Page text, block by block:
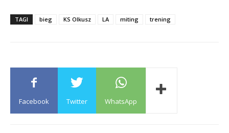
TAGI bieg KS Olkusz LA miting trening
Facebook Twitter WhatsApp